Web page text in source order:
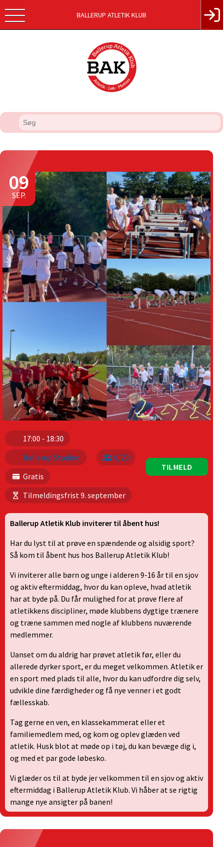
BALLERUP ATLETIK KLUB
09
SEP.
17:00 - 18:30
Ballerup Stadion
0/20
Gratis
Tilmeldingsfrist 9. september
TILMELD
Ballerup Atletik Klub inviterer til åbent hus!
Har du lyst til at prøve en spændende og alsidig sport?
Så kom til åbent hus hos Ballerup Atletik Klub!
Vi inviterer alle børn og unge i alderen 9-16 år til en sjov
og aktiv eftermiddag, hvor du kan opleve, hvad atletik
har at byde på. Du får mulighed for at prøve flere af
atletikkens discipliner, møde klubbens dygtige trænere
og træne sammen med nogle af klubbens nuværende
medlemmer.
Uanset om du aldrig har prøvet atletik før, eller du
allerede dyrker sport, er du meget velkommen. Atletik er
en sport med plads til alle, hvor du kan udfordre dig selv,
udvikle dine færdigheder og få nye venner i et godt
fællesskab.
Tag gerne en ven, en klassekammerat eller et
familiemedlem med, og kom og oplev glæden ved
atletik. Husk blot at møde op i tøj, du kan bevæge dig i,
og med et par gode løbesko.
Vi glæder os til at byde jer velkommen til en sjov og aktiv
eftermiddag i Ballerup Atletik Klub. Vi håber at se rigtig
mange nye ansigter på banen!